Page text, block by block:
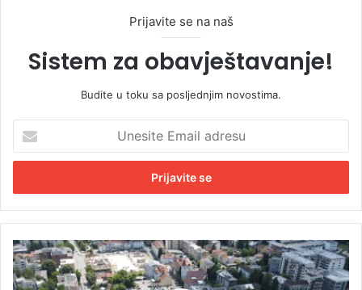
Prijavite se na naš
Sistem za obavještavanje!
Budite u toku sa posljednjim novostima.
e
i
t
E
m
a
C
i
j